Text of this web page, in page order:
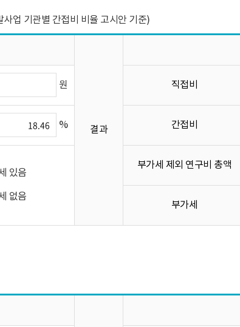
업 기관별 간접비 비율 고시안 기준)
결과
원 직접비
% 간접비
있음
없음
부가세 제외 연구비 총액
부가세